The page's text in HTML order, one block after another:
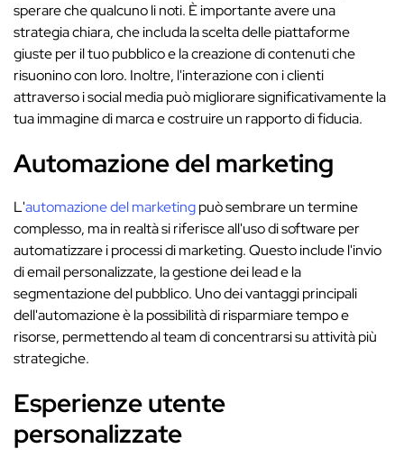
sperare che qualcuno li noti. È importante avere una
strategia chiara, che includa la scelta delle piattaforme
giuste per il tuo pubblico e la creazione di contenuti che
risuonino con loro. Inoltre, l'interazione con i clienti
attraverso i social media può migliorare significativamente la
tua immagine di marca e costruire un rapporto di fiducia.
Automazione del marketing
L'automazione del marketingpuò sembrare un termine
complesso, ma in realtà si riferisce all'uso di software per
automatizzare i processi di marketing. Questo include l'invio
di email personalizzate, la gestione dei lead e la
segmentazione del pubblico. Uno dei vantaggi principali
dell'automazione è la possibilità di risparmiare tempo e
risorse, permettendo al team di concentrarsi su attività più
strategiche.
Esperienze utente
personalizzate